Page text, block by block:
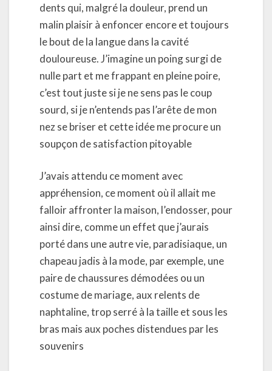
dents qui, malgré la douleur, prend un
malin plaisir à enfoncer encore et toujours
le bout de la langue dans la cavité
douloureuse. J’imagine un poing surgi de
nulle part et me frappant en pleine poire,
c’est tout juste si je ne sens pas le coup
sourd, si je n’entends pas l’arête de mon
nez se briser et cette idée me procure un
soupçon de satisfaction pitoyable
J’avais attendu ce moment avec
appréhension, ce moment où il allait me
falloir affronter la maison, l’endosser, pour
ainsi dire, comme un effet que j’aurais
porté dans une autre vie, paradisiaque, un
chapeau jadis à la mode, par exemple, une
paire de chaussures démodées ou un
costume de mariage, aux relents de
naphtaline, trop serré à la taille et sous les
bras mais aux poches distendues par les
souvenirs